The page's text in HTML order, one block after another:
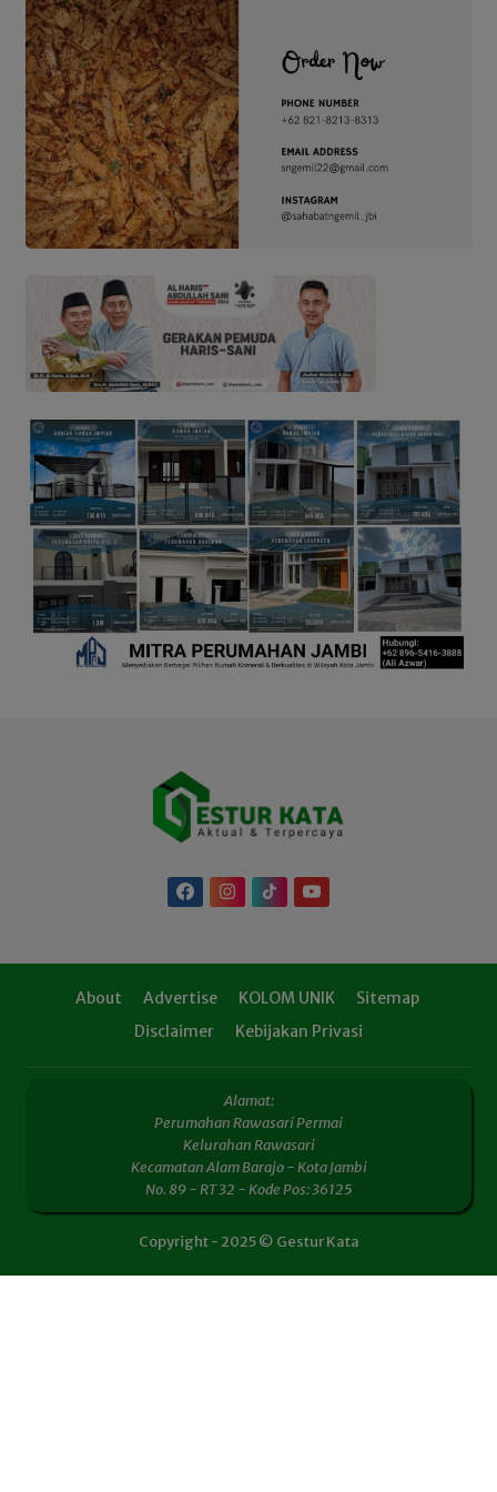
About Advertise KOLOM UNIK
Sitemap
Disclaimer
Kebijakan Privasi
Alamat:
Perumahan Rawasari Permai
Kelurahan Rawasari
Kecamatan Alam Barajo - Kota Jambi
No. 89 - RT 32 - Kode Pos: 36125
Copyright - 2025 © Gestur Kata